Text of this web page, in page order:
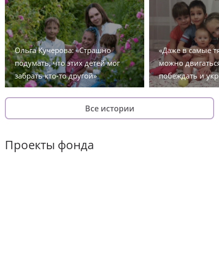
Ольга Кучерова: «Страшно
подумать, что этих детей мог
забрать кто-то другой»
«Даже в самые
можно
побеждать и
Все истории
Проекты фонда